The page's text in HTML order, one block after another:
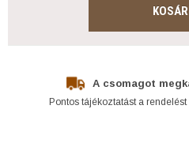
A csomagot
Pontos tájékoztatást a